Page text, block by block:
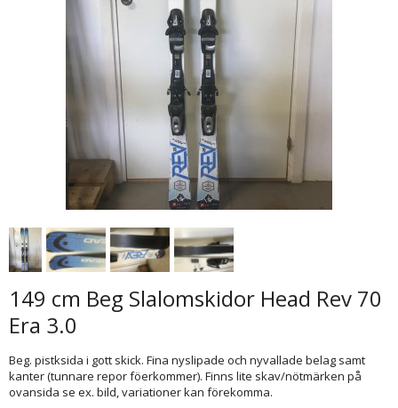
149 cm Beg Slalomskidor Head Rev 70
Era 3.0
Beg. pistksida i gott skick. Fina nyslipade och nyvallade belag samt
kanter (tunnare repor föerkommer). Finns lite skav/nötmärken på
ovansida se ex. bild, variationer kan förekomma.